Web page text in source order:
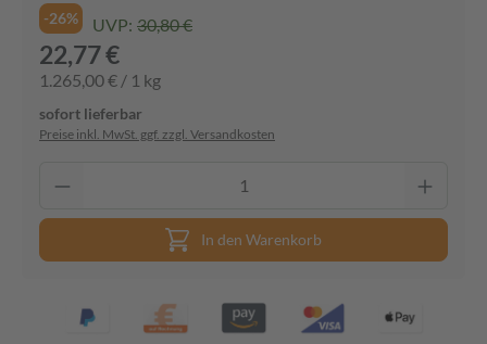
-26% UVP: 30,80 €
22,77 €
1.265,00 € / 1 kg
sofort lieferbar
Preise inkl. MwSt. ggf. zzgl. Versandkosten
In den Warenkorb